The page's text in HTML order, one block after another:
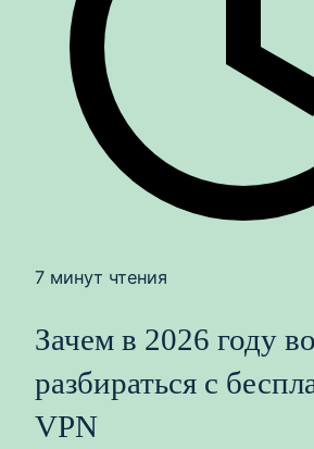
7 минут чтения
Зачем в 2026 году
разбираться с
VPN